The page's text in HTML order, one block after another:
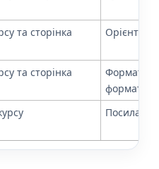
та сторінка
та сторінка
Формат
формат.